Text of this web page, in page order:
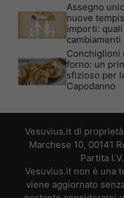
Assegno
nuove
importi:
cambiamenti
Conchiglioni
forno: un
sfizioso per
Capodanno
Vesuvius.it di
Marchese 10, 00141
Partita
Vesuvius.it non è una
viene aggiornato